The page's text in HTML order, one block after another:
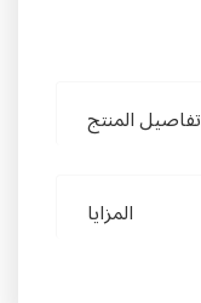
تفاصيل المنتج
المزايا